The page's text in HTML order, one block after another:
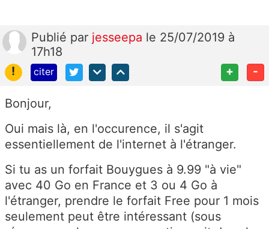
Publié par jesseepa le 25/07/2019 à
17h18
!
citer + -
Bonjour,
Oui mais là, en l'occurence, il s'agit
essentiellement de l'internet à l'étranger.
Si tu as un forfait Bouygues à 9.99 "à vie"
avec 40 Go en France et 3 ou 4 Go à
l'étranger, prendre le forfait Free pour 1 mois
seulement peut être intéressant (sous